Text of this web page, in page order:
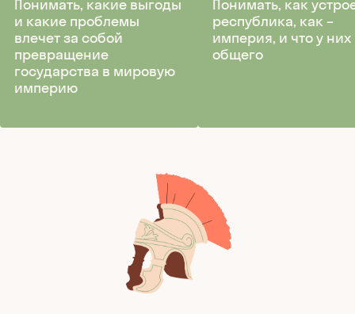
Понимать, какие выгоды
и какие проблемы
влечет за собой
превращение
государства в мировую
империю
Понимать, как
республика, как –
империя, и что у них
общего